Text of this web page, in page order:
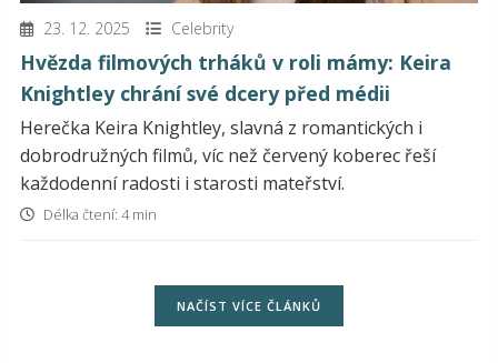
23. 12. 2025 Celebrity
Hvězda filmových trháků v roli mámy: Keira
Knightley chrání své dcery před médii
Herečka Keira Knightley, slavná z romantických i
dobrodružných filmů, víc než červený koberec řeší
každodenní radosti i starosti mateřství.
Délka čtení: 4 min
NAČÍST VÍCE ČLÁNKŮ